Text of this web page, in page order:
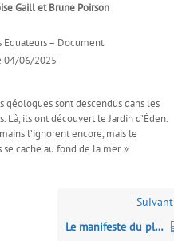
Gaill et Brune Poirson
Equateurs – Document
04/06/2025
géologues sont descendus dans les
Là, ils ont découvert le Jardin d’Éden.
l’ignorent encore, mais le
se cache au fond de la mer. »
Suivant
Le manifeste du plancton : l’avenir du vivant